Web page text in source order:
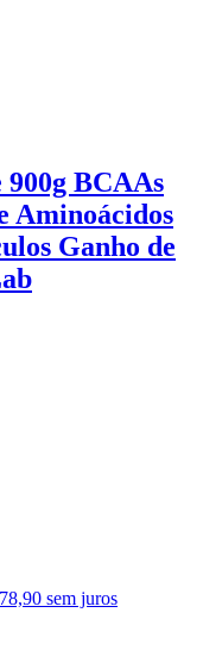
BCAAs
Aminoácidos
Ganho de
sem juros